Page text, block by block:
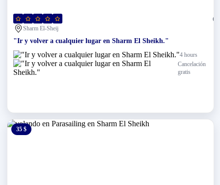
(0)
Sharm El-Sheij
"Ir y volver a cualquier lugar en Sharm El Sheikh."
4 hours
Cancelación
gratis
35 $